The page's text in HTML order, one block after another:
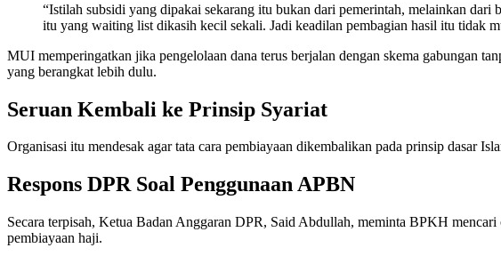
“Istilah subsidi yang dipakai sekarang itu bukan dari pemerintah, melainkan
itu yang waiting list dikasih kecil sekali. Jadi keadilan pembagian hasil itu tidak
MUI memperingatkan jika pengelolaan dana terus berjalan dengan skema gabungan
yang berangkat lebih dulu.
Seruan Kembali ke Prinsip Syariat
Organisasi itu mendesak agar tata cara pembiayaan dikembalikan pada prinsip dasar
Respons DPR Soal Penggunaan APBN
Secara terpisah, Ketua Badan Anggaran DPR, Said Abdullah, meminta BPKH
pembiayaan haji.